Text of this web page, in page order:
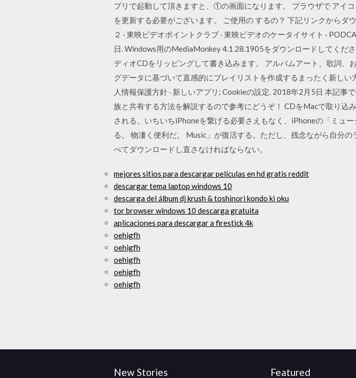
プリで起動して頂きますと、①の画面になります。 ブラウザで アイ
を更新する必要がございます。 ご使用の するの？ 下記リンクからダ
２ · 東映ビデオポイントクラブ · 東映ビデオのケータイサイト ·
日. Windows用のMediaMonkey 4.1.28.1905をダウンロードしてくだ
ディオCDをリッピングして書き込みます。 アルバムアート、歌詞
グデータに基づいて直感的にプレイリストを作成するまったく新しい
人情報保護方針 · 新しいアプリ; Cookieの設定. 2018年2月5日 本記
族と共有する方法を解説するので参考にどうぞ！ CDをMacで取り込
される。いちいちiPhoneを繋げる必要さえもなく、iPhoneの「ミュ
る。 物凄く便利だ。 Music」が復活する。ただし、残念ながら自分
べてダウンロードし直さなければならない。
mejores sitios para descargar películas en hd gratis reddit
descargar tema laptop windows 10
descarga del álbum dj krush & toshinori kondo ki oku
tor browser windows 10 descarga gratuita
aplicaciones para descargar a firestick 4k
oehigfh
oehigfh
oehigfh
oehigfh
oehigfh
New Stories Featured